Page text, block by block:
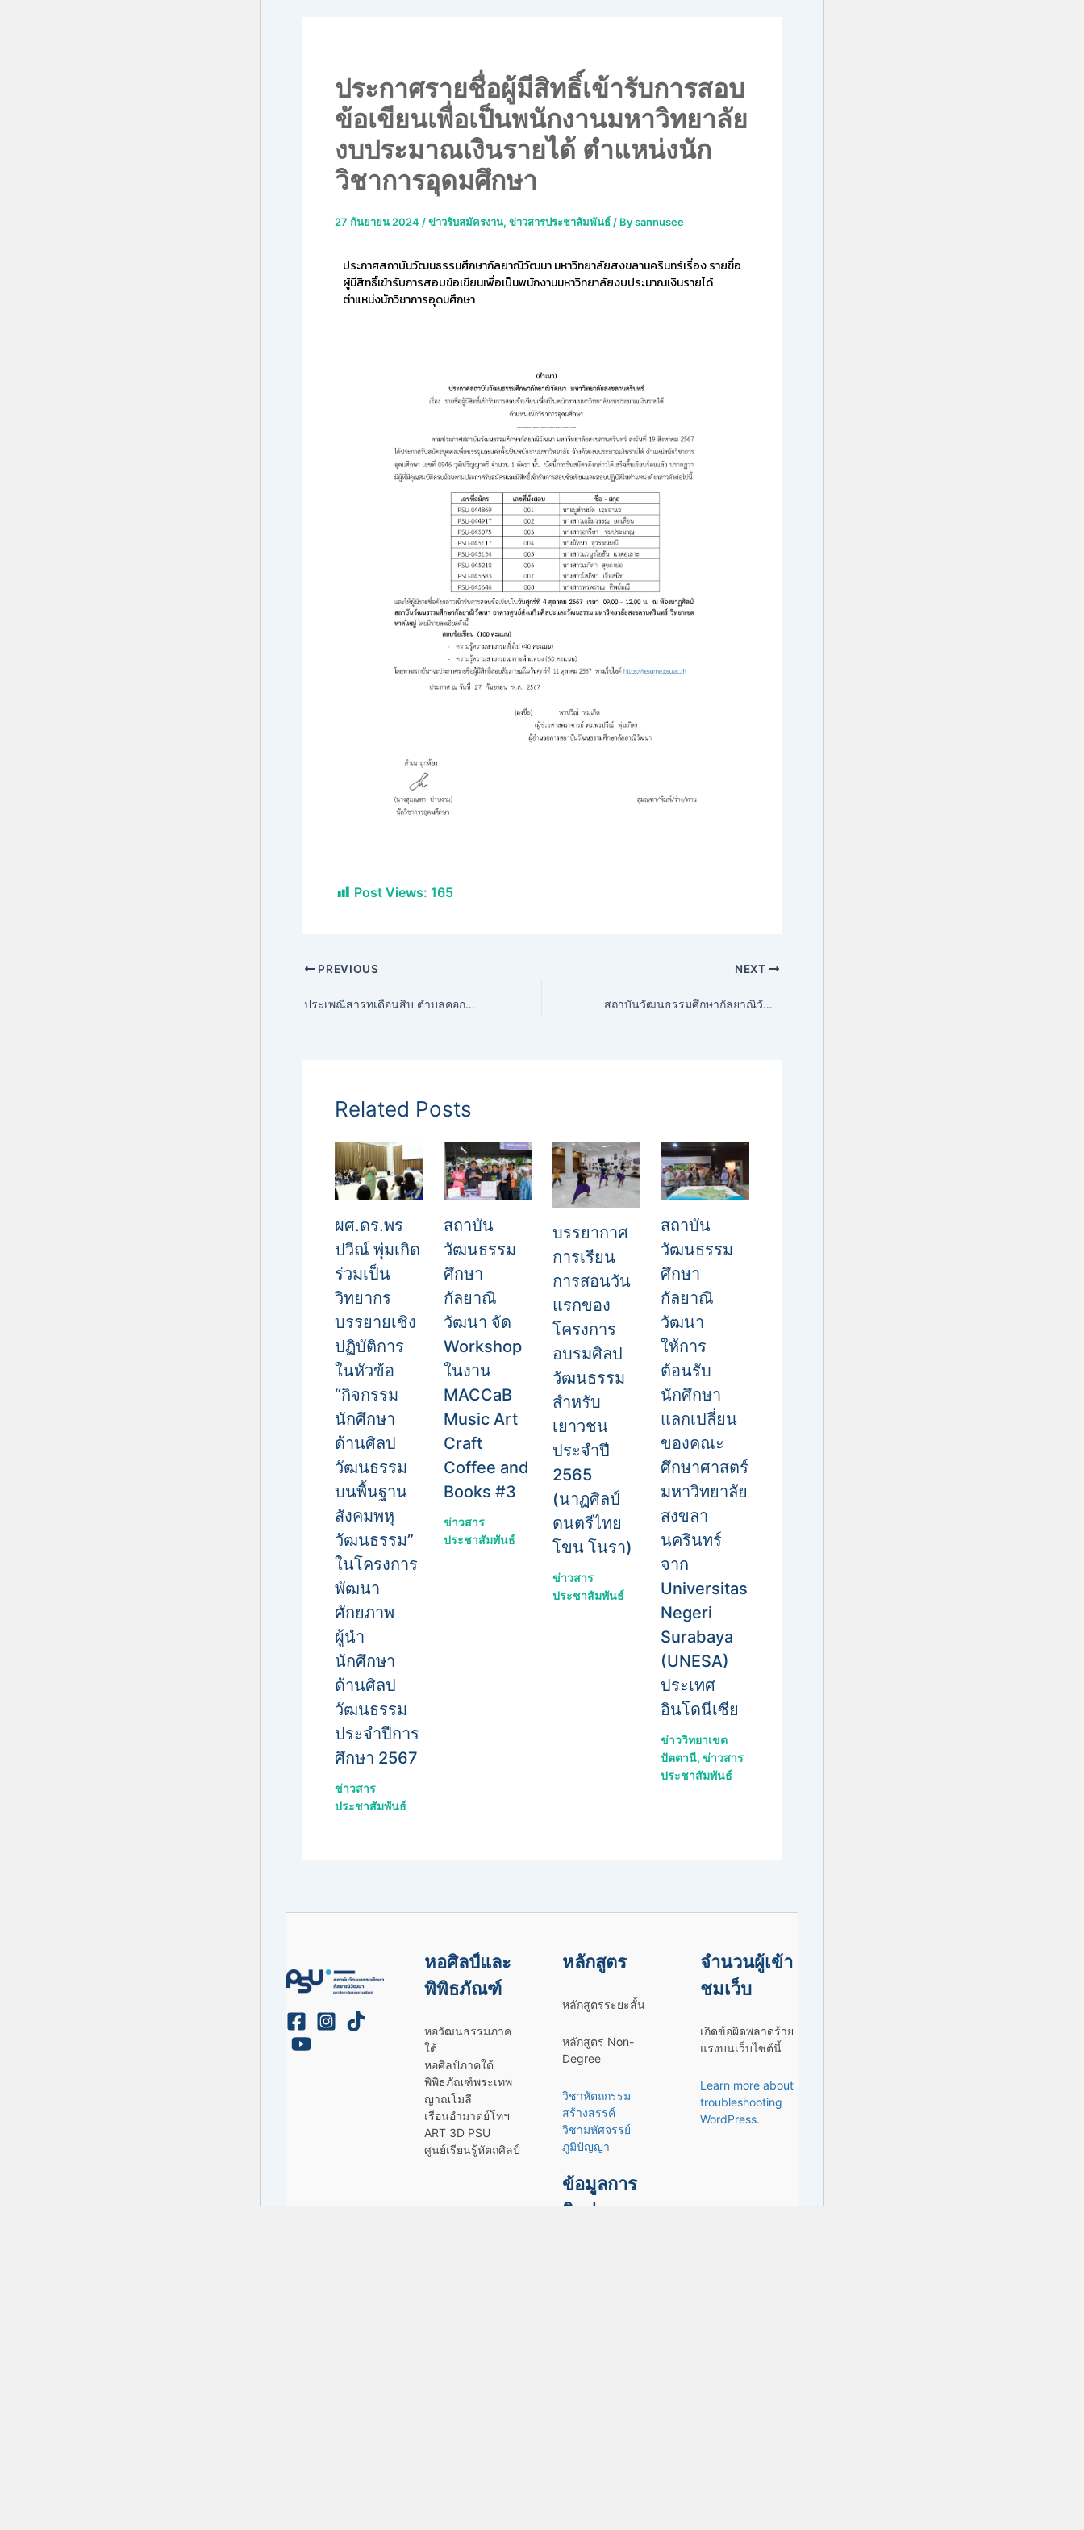
ประกาศรายชื่อผู้มีสิทธิ์เข้ารับการสอบ
ข้อเขียนเพื่อเป็นพนักงานมหาวิทยาลัย
งบประมาณเงินรายได้ ตำแหน่งนัก
วิชาการอุดมศึกษา
27 กันยายน 2024 /ข่าวรับสมัครงาน, ข่าวสารประชาสัมพันธ์ / Bysannusee
ประกาศสถาบันวัฒนธรรมศึกษากัลยาณิวัฒนา มหาวิทยาลัยสงขลานครินทร์เรื่อง รายชื่อ
ผู้มีสิทธิ์เข้ารับการสอบข้อเขียนเพื่อเป็นพนักงานมหาวิทยาลัยงบประมาณเงินรายได้
ตำแหน่งนักวิชาการอุดมศึกษา
Post Views: 165
PREVIOUS
ประเพณีสารทเดือนสิบ ตำบลคอกกระบือ อำเภอปะนาเระ จังหวัดปัตตานี
NEXT
สถาบันวัฒนธรรมศึกษากัลยาณิวัฒนา จัดโครงการสัปดาห์พิพิธภัณฑ์ไทย ครั้งที่ ๑๗ เนื่องใน“วันพิพิธภัณฑ์ไทย”
Related Posts
ผศ.ดร.พร
ปวีณ์ พุ่มเกิด
ร่วมเป็น
วิทยากร
บรรยายเชิง
ปฏิบัติการ
ในหัวข้อ
“กิจกรรม
นักศึกษา
ด้านศิลป
วัฒนธรรม
บนพื้นฐาน
สังคมพหุ
วัฒนธรรม”
ในโครงการ
พัฒนา
ศักยภาพ
ผู้นำ
นักศึกษา
ด้านศิลป
วัฒนธรรม
ประจำปีการ
ศึกษา 2567
ข่าวสาร
ประชาสัมพันธ์
สถาบัน
วัฒนธรรม
ศึกษา
กัลยาณิ
วัฒนา จัด
Workshop
ในงาน
MACCaB
Music Art
Craft
Coffee and
Books #3
ข่าวสาร
ประชาสัมพันธ์
บรรยากาศ
การเรียน
การสอนวัน
แรกของ
โครงการ
อบรมศิลป
วัฒนธรรม
สำหรับ
เยาวชน
ประจำปี
2565
(นาฏศิลป์
ดนตรีไทย
โขน โนรา)
ข่าวสาร
ประชาสัมพันธ์
สถาบัน
วัฒนธรรม
ศึกษา
กัลยาณิ
วัฒนา
ให้การ
ต้อนรับ
นักศึกษา
แลกเปลี่ยน
ของคณะ
ศึกษาศาสตร์
มหาวิทยาลัย
สงขลา
นครินทร์
จาก
Universitas
Negeri
Surabaya
(UNESA)
ประเทศ
อินโดนีเซีย
ข่าววิทยาเขต
ปัตตานี,ข่าวสาร
ประชาสัมพันธ์
หอศิลป์และ
พิพิธภัณฑ์
หอวัฒนธรรมภาค
ใต้
หอศิลป์ภาคใต้
พิพิธภัณฑ์พระเทพ
ญาณโมลี
เรือนอำมาตย์โทฯ
ART 3D PSU
ศูนย์เรียนรู้หัตถศิลป์
หลักสูตร
หลักสูตรระยะสั้น
หลักสูตร Non-
Degree
วิชาหัตถกรรม
สร้างสรรค์
วิชามหัศจรรย์
ภูมิปัญญา
ข้อมูลการ
ติดต่อ
จำนวนผู้เข้า
ชมเว็บ
เกิดข้อผิดพลาดร้าย
แรงบนเว็บไซต์นี้
Learn more about
troubleshooting
WordPress.